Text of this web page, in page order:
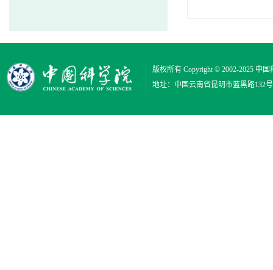
版权所有 Copyright © 2002-2025 中国
地址：中国云南省昆明市蓝黑路